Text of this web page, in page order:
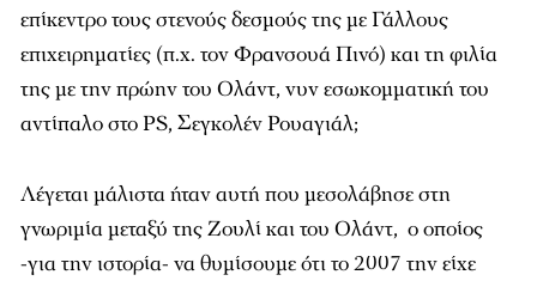
επίκεντρο τους στενούς δεσμούς της με Γάλλους
επιχειρηματίες (π.χ. τον Φρανσουά Πινό) και τη φιλία
της με την πρώην του Ολάντ, νυν εσωκομματική του
αντίπαλο στο PS, Σεγκολέν Ρουαγιάλ;
Λέγεται μάλιστα ήταν αυτή που μεσολάβησε στη
γνωριμία μεταξύ της Ζουλί και του Ολάντ, ο οποίος
-για την ιστορία- να θυμίσουμε ότι το 2007 την είχε